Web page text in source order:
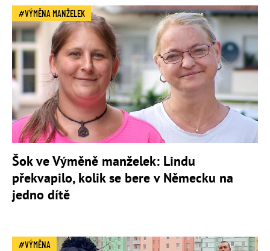
VÝMĚNA MANŽELEK
Šok ve Výměně manželek: Lindu
překvapilo, kolik se bere v Německu na
jedno dítě
VÝMĚNA